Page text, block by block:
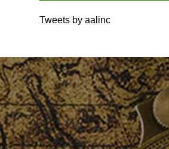
Tweets by aalinc